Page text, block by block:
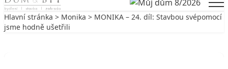
Hlavní stránka > Monika > MONIKA – 24. díl: Stavbou svépomocí
jsme hodně ušetřili